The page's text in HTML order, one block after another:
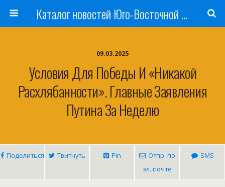
Каталог новостей Юго-Восточной Азии, Австралии и Океании
09.03.2025
Условия Для Победы И «никакой
Расхлябанности». Главные Заявления
Путина За Неделю
Поделиться Твитнуть Pin
Отпр. по
эл. почте
SMS